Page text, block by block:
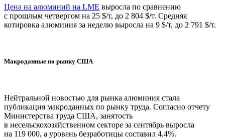
Цена на алюминий на LME выросла по сравнению
с прошлым четвергом на 25 $/т, до 2 804 $/т. Средняя
котировка алюминия за неделю выросла на 9 $/т, до 2 791 $/т.
Макроданные по рынку США
Нейтральной новостью для рынка алюминия стала
публикация макроданных по рынку труда. Согласно отчету
Министерства труда США, занятость
в несельскохозяйственном секторе за сентябрь выросла
на 119 000, а уровень безработицы составил 4,4%.